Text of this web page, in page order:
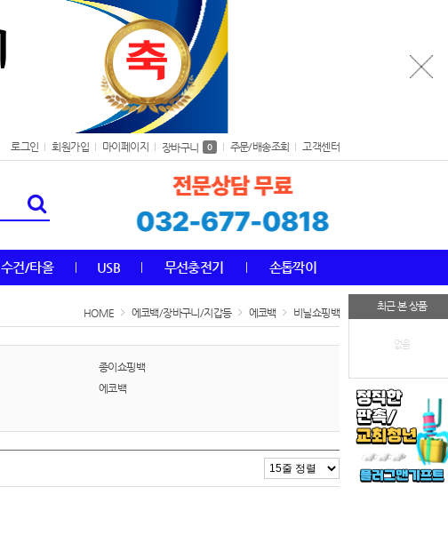
로그인 회원가입 마이페이지 장바구니 0 주문/배송조회 고객센터
수건/타올 USB 무선충전기 손톱깍이
최근 본 상품
없음
HOME 에코백/장바구니/지갑등 에코백 비닐쇼핑백
종이쇼핑백
에코백